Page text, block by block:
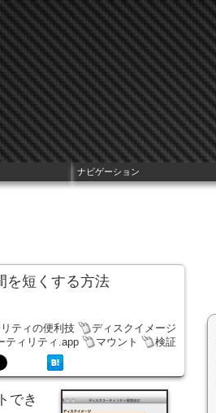
を短くする方法
ティの便利技
ディスクイメージ
ティリティ.app
マウント 検証
でき
ナビゲーション